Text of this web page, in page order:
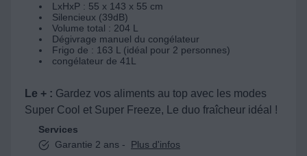
LxHxP : 55 x 143 x 55 cm
Silencieux (39dB)
Volume total : 204 L
Dégivrage manuel du congélateur
Frigo de : 163 L (idéal pour 2 personnes)
congélateur de 41L
Le + : Gardez vos aliments au top avec les modes
Super Cool et Super Freeze, Le duo fraîcheur idéal !
Services
Garantie 2 ans -
Plus d'infos